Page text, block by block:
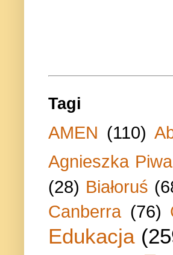
Tagi
AMEN (110)
Agnieszka
(28) Białoruś
Canberra (76)
Edukacja